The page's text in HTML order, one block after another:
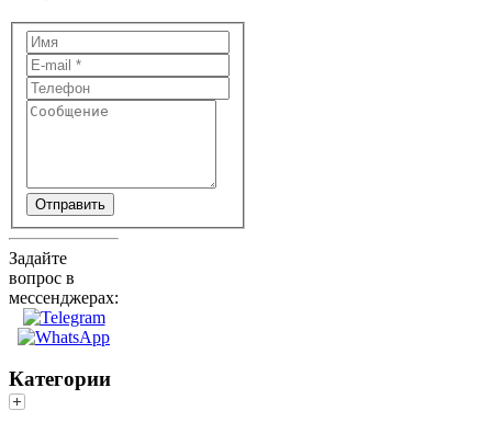
Отправить
Задайте
вопрос в
мессенджерах:
Категории